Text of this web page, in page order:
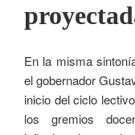
En la misma
el gobernador
inicio del ciclo
los gremios